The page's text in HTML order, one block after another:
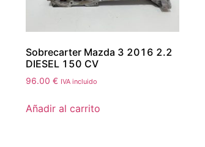
Sobrecarter Mazda 3 2016 2.2
DIESEL 150 CV
96.00 € IVA incluido
Añadir al carrito